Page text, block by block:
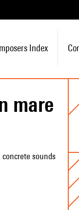
Index
mare
sounds